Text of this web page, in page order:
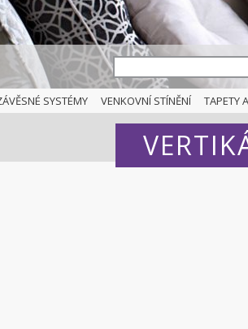
SYSTÉMY VENKOVNÍ STÍNĚNÍ TAPETY